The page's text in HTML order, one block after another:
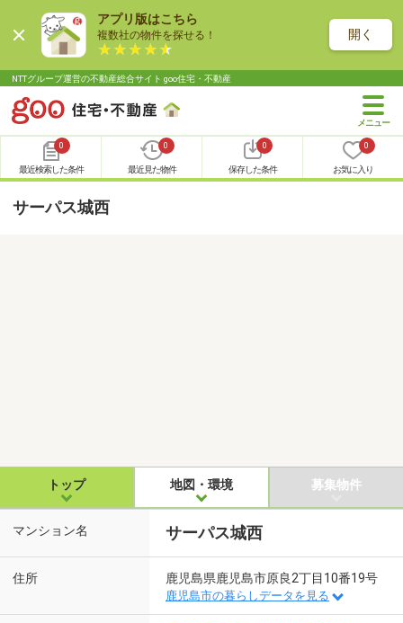
アプリ版はこちら
複数社の物件を探せる！ 開く
NTTグループ運営の不動産総合サイト goo住宅・不動産
0
最近検索した条件
0
最近見た物件
0
保存した条件
0
お気に入り
サーパス城西
トップ 地図・環境 募集物件
マンション名 サーパス城西
住所 鹿児島県鹿児島市原良2丁目10番19号
鹿児島市の暮らしデータを見る